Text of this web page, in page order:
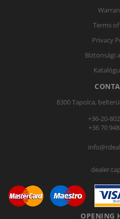
Terms of
Privacy
Biztonsági
8300 Tapolca,
+36-20-
+36 70
OPENING